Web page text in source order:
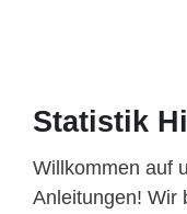
Statistik
Willkommen auf
Anleitungen! Wir